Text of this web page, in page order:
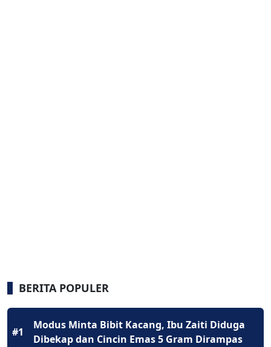
BERITA POPULER
#1
Modus Minta Bibit Kacang, Ibu Zaiti Diduga
Dibekap dan Cincin Emas 5 Gram Dirampas